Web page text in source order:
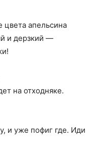
цвета апельсина
и дерзкий —
на отходняке.
и уже пофиг где. Иди